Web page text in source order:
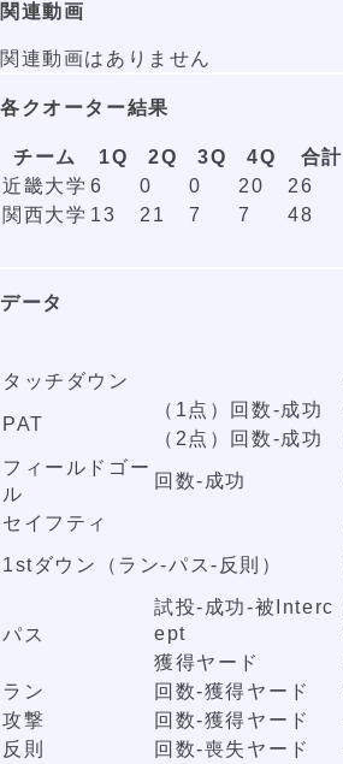
関連動画
関連動画はありません
各クオーター結果
チーム 1Q 2Q 3Q 4Q
合計
近畿大学 6 0 0 20
26
関西大学 13 21 7 7 48
データ
タッチダウン
PAT
（1点）回数-成功
（2点）回数-成功
フィールドゴー
ル
回数-成功
セイフティ
1stダウン（ラン-パス-反則）
パス
試投-成功-被Interc
ept
獲得ヤード
ラン
回数-獲得ヤード
攻撃
回数-獲得ヤード
反則
回数-喪失ヤード